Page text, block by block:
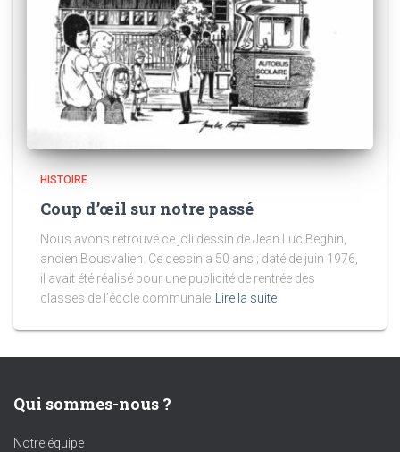
HISTOIRE
Coup d’œil sur notre passé
Nous avons retrouvé ce joli dessin de Jean Luc Beghin,
ancien Bousvalien. Ce dessin a 50 ans ; daté de juin 1976,
il avait été réalisé pour une publicité de rentrée des
classes de l’école communale Lire la suite
Qui sommes-nous ?
Notre équipe